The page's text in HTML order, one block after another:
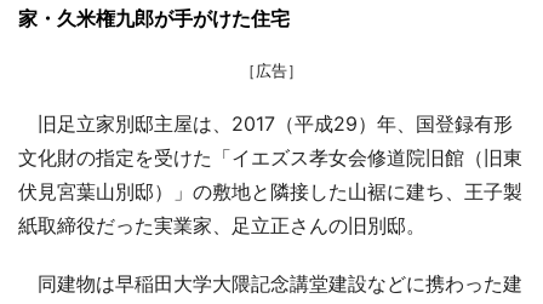
家・久米権九郎が手がけた住宅
［広告］
旧足立家別邸主屋は、2017（平成29）年、国登録有形
文化財の指定を受けた「イエズス孝女会修道院旧館（旧東
伏見宮葉山別邸）」の敷地と隣接した山裾に建ち、王子製
紙取締役だった実業家、足立正さんの旧別邸。
同建物は早稲田大学大隈記念講堂建設などに携わった建